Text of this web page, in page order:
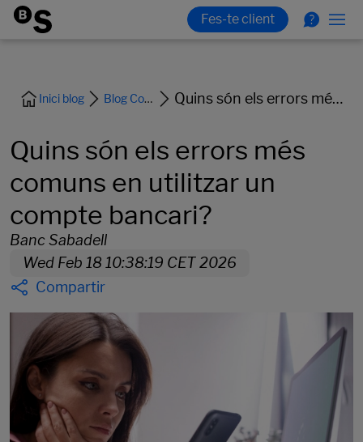
Inici blog Blog Comptes i Targetes Quins són els errors més comuns en utilitzar un compte bancari?
Quins són els errors més
comuns en utilitzar un
compte bancari?
Banc Sabadell
Wed Feb 18 10:38:19 CET 2026
Compartir